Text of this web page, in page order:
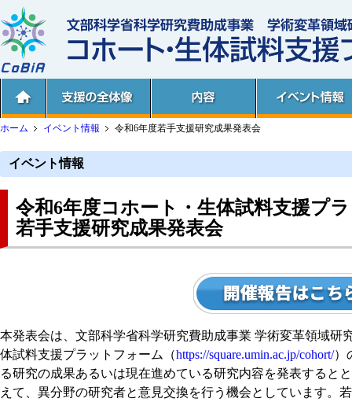
ホーム イベント情報 令和6年度若手支援研究成果発表会
イベント情報
令和6年度コホート・生体試料支援プ
若手支援研究成果発表会
本発表会は、文部科学省科学研究費助成事業 学術変革領域研
体試料支援プラットフォーム（https://square.umin.ac.jp/cohort/）
る研究の成果あるいは現在進めている研究内容を発表すると
えて、異分野の研究者と意見交換を行う機会としています。